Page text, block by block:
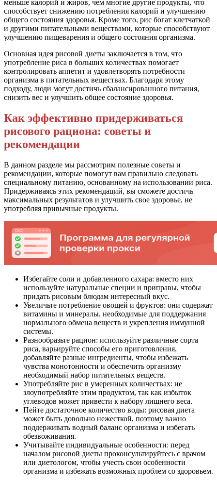
меньше калорий и жиров, чем многие другие продукты, что
способствует снижению потребления калорий и улучшению
общего состояния здоровья. Кроме того, рис богат клетчаткой
и другими питательными веществами, которые способствуют
улучшению пищеварения и общего состояния организма.
Основная идея рисовой диеты заключается в том, что
употребление риса в больших количествах помогает
контролировать аппетит и удовлетворять потребности
организма в питательных веществах. Благодаря этому
подходу, люди могут достичь сбалансированного питания,
снизить вес и улучшить общее состояние здоровья.
Как эффективно придерживаться
рисового рациона: советы и
рекомендации
В данном разделе мы рассмотрим полезные советы и
рекомендации, которые помогут вам правильно следовать
специальному питанию, основанному на использовании риса.
Придерживаясь этих рекомендаций, вы сможете достичь
максимальных результатов и улучшить свое здоровье, не
употребляя привычные продукты.
Избегайте соли и добавленного сахара: вместо них
используйте натуральные специи и приправы, чтобы
придать рисовым блюдам интересный вкус.
Увеличьте потребление овощей и фруктов: они содержат
витамины и минералы, необходимые для поддержания
нормального обмена веществ и укрепления иммунной
системы.
Разнообразьте рацион: используйте различные сорта
риса, варьируйте способы его приготовления,
добавляйте разные ингредиенты, чтобы избежать
чувства монотонности и обеспечить организму
необходимый набор питательных веществ.
Употребляйте рис в умеренных количествах: не
злоупотребляйте этим продуктом, так как избыток
углеводов может привести к набору лишнего веса.
Пейте достаточное количество воды: рисовая диета
может быть довольно нежесткой, поэтому важно
поддерживать водный баланс организма и избегать
обезвоживания.
Учитывайте индивидуальные особенности: перед
началом рисовой диеты проконсультируйтесь с врачом
или диетологом, чтобы учесть свои особенности
организма и избежать возможных проблем со здоровьем.